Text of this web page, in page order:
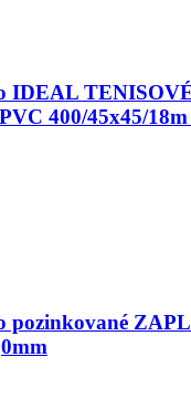
IDEAL
400/45x45/18m
pozinkované